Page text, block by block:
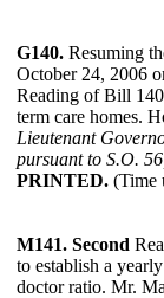
G140. Resuming
October 24, 2006
Reading of Bill
term care homes.
Lieutenant
pursuant to S.O.
PRINTED. (Time
M141. Second
to establish a
doctor ratio. Mr.